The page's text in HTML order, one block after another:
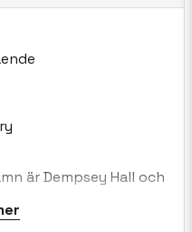
är Dempsey Hall och
flesta av mina dagar